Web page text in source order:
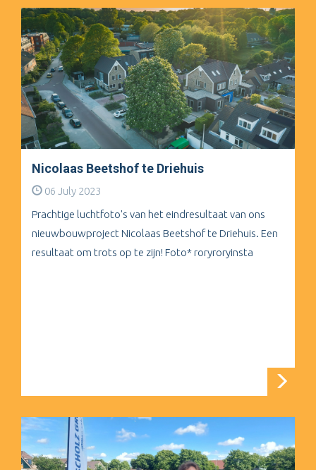
Nicolaas Beetshof te Driehuis
06 July 2023
Prachtige luchtfoto's van het eindresultaat van ons
nieuwbouwproject Nicolaas Beetshof te Driehuis. Een
resultaat om trots op te zijn! Foto* roryroryinsta